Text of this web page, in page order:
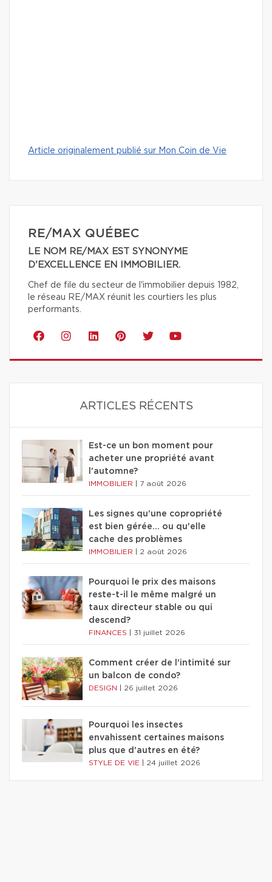
Article originalement publié sur Mon Coin de Vie
RE/MAX QUÉBEC
LE NOM RE/MAX EST SYNONYME
D'EXCELLENCE EN IMMOBILIER.
Chef de file du secteur de l'immobilier depuis 1982,
le réseau RE/MAX réunit les courtiers les plus
performants.
ARTICLES RÉCENTS
Est-ce un bon moment pour
acheter une propriété avant
l'automne?
IMMOBILIER 7 août 2026
Les signes qu'une copropriété
est bien gérée… ou qu'elle
cache des problèmes
IMMOBILIER 2 août 2026
Pourquoi le prix des maisons
reste-t-il le même malgré un
taux directeur stable ou qui
descend?
FINANCES 31 juillet 2026
Comment créer de l'intimité sur
un balcon de condo?
DESIGN 26 juillet 2026
Pourquoi les insectes
envahissent certaines maisons
plus que d'autres en été?
STYLE DE VIE 24 juillet 2026